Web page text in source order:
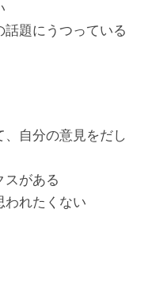
話題にうつっている
、自分の意見をだし
スがある
われたくない